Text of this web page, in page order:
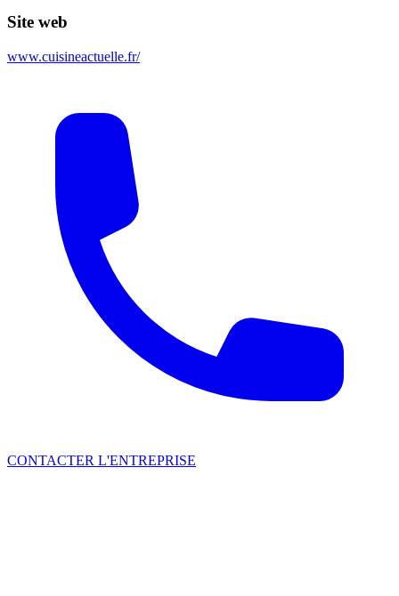
Site web
www.cuisineactuelle.fr/
CONTACTER L'ENTREPRISE